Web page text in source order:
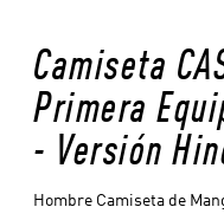
Camiseta
Primera
- Versión
Hombre Camiseta de